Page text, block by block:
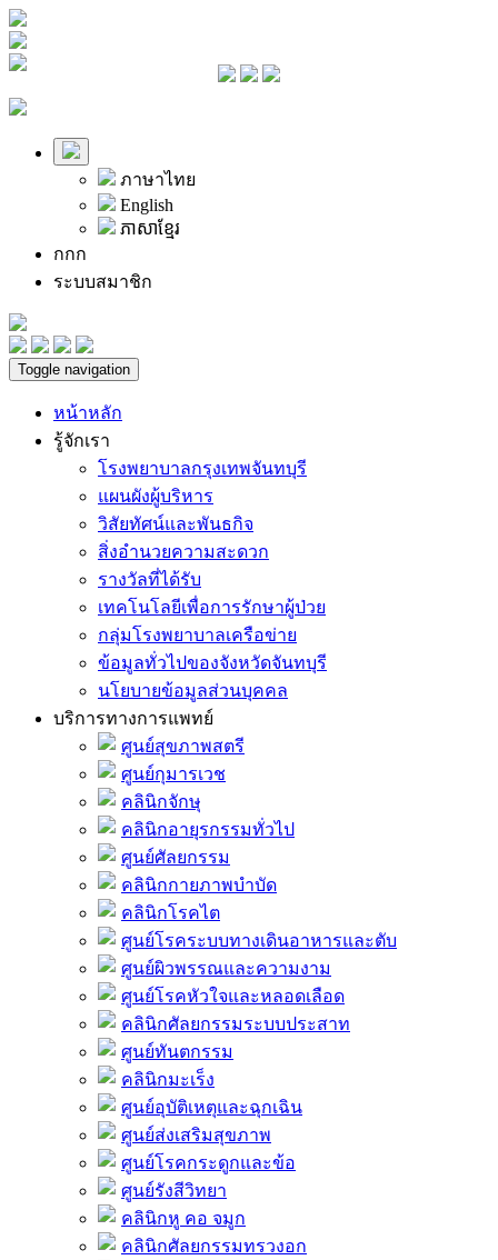
ภาษาไทย
English
ភាសាខ្មែរ
กกก
ระบบสมาชิก
Toggle navigation
หน้าหลัก
รู้จักเรา
โรงพยาบาลกรุงเทพจันทบุรี
แผนผังผู้บริหาร
วิสัยทัศน์และพันธกิจ
สิ่งอำนวยความสะดวก
รางวัลที่ได้รับ
เทคโนโลยีเพื่อการรักษาผู้ป่วย
กลุ่มโรงพยาบาลเครือข่าย
ข้อมูลทั่วไปของจังหวัดจันทบุรี
นโยบายข้อมูลส่วนบุคคล
บริการทางการแพทย์
ศูนย์สุขภาพสตรี
ศูนย์กุมารเวช
คลินิกจักษุ
คลินิกอายุรกรรมทั่วไป
ศูนย์ศัลยกรรม
คลินิกกายภาพบำบัด
คลินิกโรคไต
ศูนย์โรคระบบทางเดินอาหารและตับ
ศูนย์ผิวพรรณและความงาม
ศูนย์โรคหัวใจและหลอดเลือด
คลินิกศัลยกรรมระบบประสาท
ศูนย์ทันตกรรม
คลินิกมะเร็ง
ศูนย์อุบัติเหตุและฉุกเฉิน
ศูนย์ส่งเสริมสุขภาพ
ศูนย์โรคกระดูกและข้อ
ศูนย์รังสีวิทยา
คลินิกหู คอ จมูก
คลินิกศัลยกรรมทรวงอก